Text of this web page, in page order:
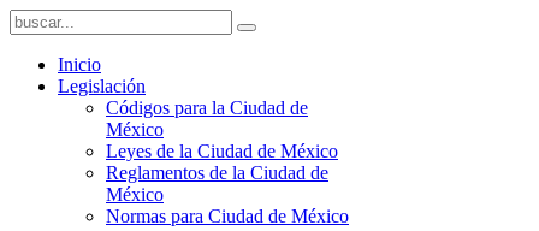
Inicio
Legislación
Códigos para la Ciudad de
México
Leyes de la Ciudad de México
Reglamentos de la Ciudad de
México
Normas para Ciudad de México